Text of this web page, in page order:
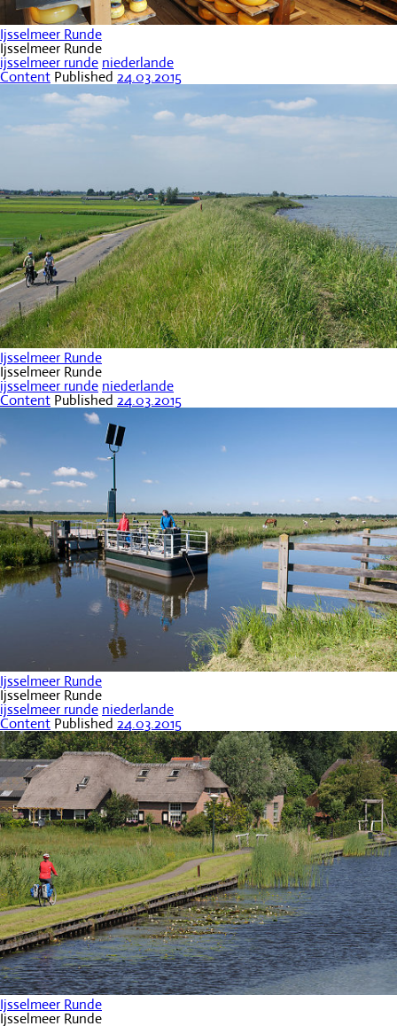
Ijsselmeer Runde
Ijsselmeer Runde
ijsselmeer runde niederlande
Content Published 24.03.2015
Ijsselmeer Runde
Ijsselmeer Runde
ijsselmeer runde niederlande
Content Published 24.03.2015
Ijsselmeer Runde
Ijsselmeer Runde
ijsselmeer runde niederlande
Content Published 24.03.2015
Ijsselmeer Runde
Ijsselmeer Runde